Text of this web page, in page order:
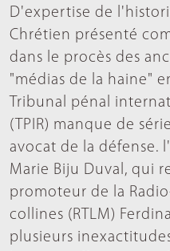
D'expertise de
Chrétien présenté
dans le procès des
"médias de la haine"
Tribunal pénal
(TPIR) manque de
avocat de la défense.
Marie Biju Duval, qui
promoteur de la
collines (RTLM)
plusieurs